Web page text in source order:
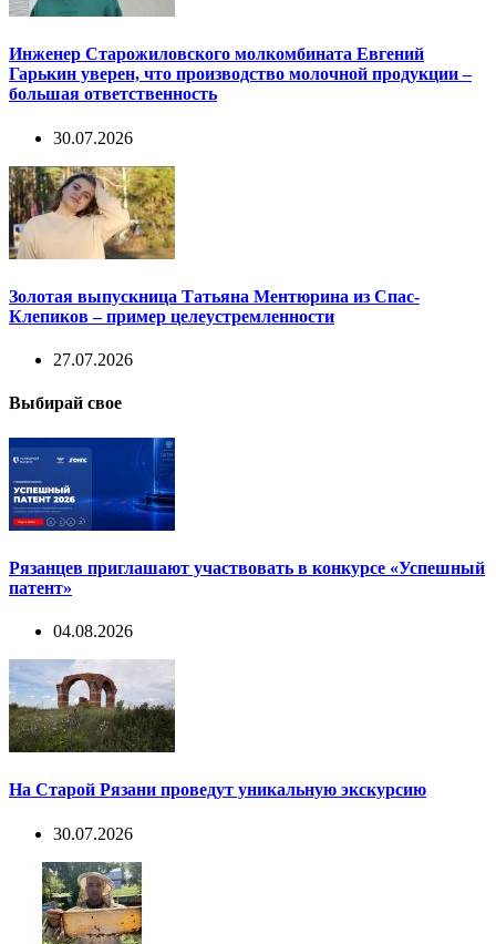
Инженер Старожиловского молкомбината Евгений
Гарькин уверен, что производство молочной продукции –
большая ответственность
30.07.2026
Золотая выпускница Татьяна Ментюрина из Спас-
Клепиков – пример целеустремленности
27.07.2026
Выбирай свое
Рязанцев приглашают участвовать в конкурсе «Успешный
патент»
04.08.2026
На Старой Рязани проведут уникальную экскурсию
30.07.2026